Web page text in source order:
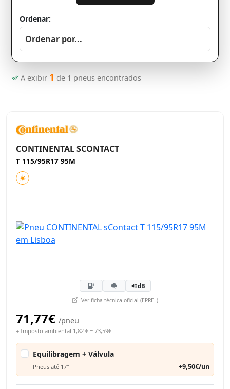
Ordenar:
A exibir 1 de 1 pneus encontrados
CONTINENTAL SCONTACT
T 115/95R17 95M
dB
Ver ficha técnica oficial (EPREL)
71,77€ /pneu
+ Imposto ambiental 1,82 € = 73,59€
Equilibragem + Válvula
Pneus até 17" +9,50€/un